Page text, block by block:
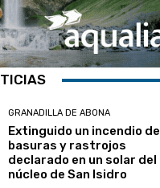
GRANADILLA DE ABONA
Extinguido un incendio de
basuras y rastrojos
declarado en un solar del
núcleo de San Isidro